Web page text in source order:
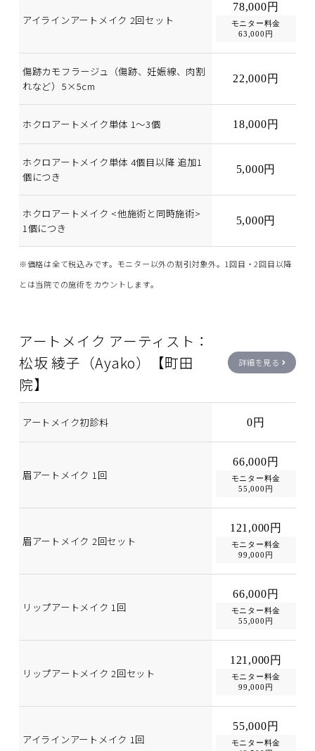
アイラインアートメイク 2回セット
78,000円
モニター料金
63,000円
傷跡カモフラージュ（傷跡、妊娠線、肉割
れなど）5×5cm
22,000円
ホクロアートメイク単体 1〜3個 18,000円
ホクロアートメイク単体 4個目以降 追加1
個につき
5,000円
ホクロアートメイク <他施術と同時施術>
1個につき
5,000円
※価格は全て税込みです。モニター以外の割引対象外。1回目・2回目以降
とは当院での施術をカウントします。
アートメイク アーティスト：
松坂 綾子（Ayako）【町田
院】
詳細を見る
アートメイク初診料 0円
眉アートメイク 1回
66,000円
モニター料金
55,000円
眉アートメイク 2回セット
121,000円
モニター料金
99,000円
リップアートメイク 1回
66,000円
モニター料金
55,000円
リップアートメイク 2回セット
121,000円
モニター料金
99,000円
アイラインアートメイク 1回
55,000円
モニター料金